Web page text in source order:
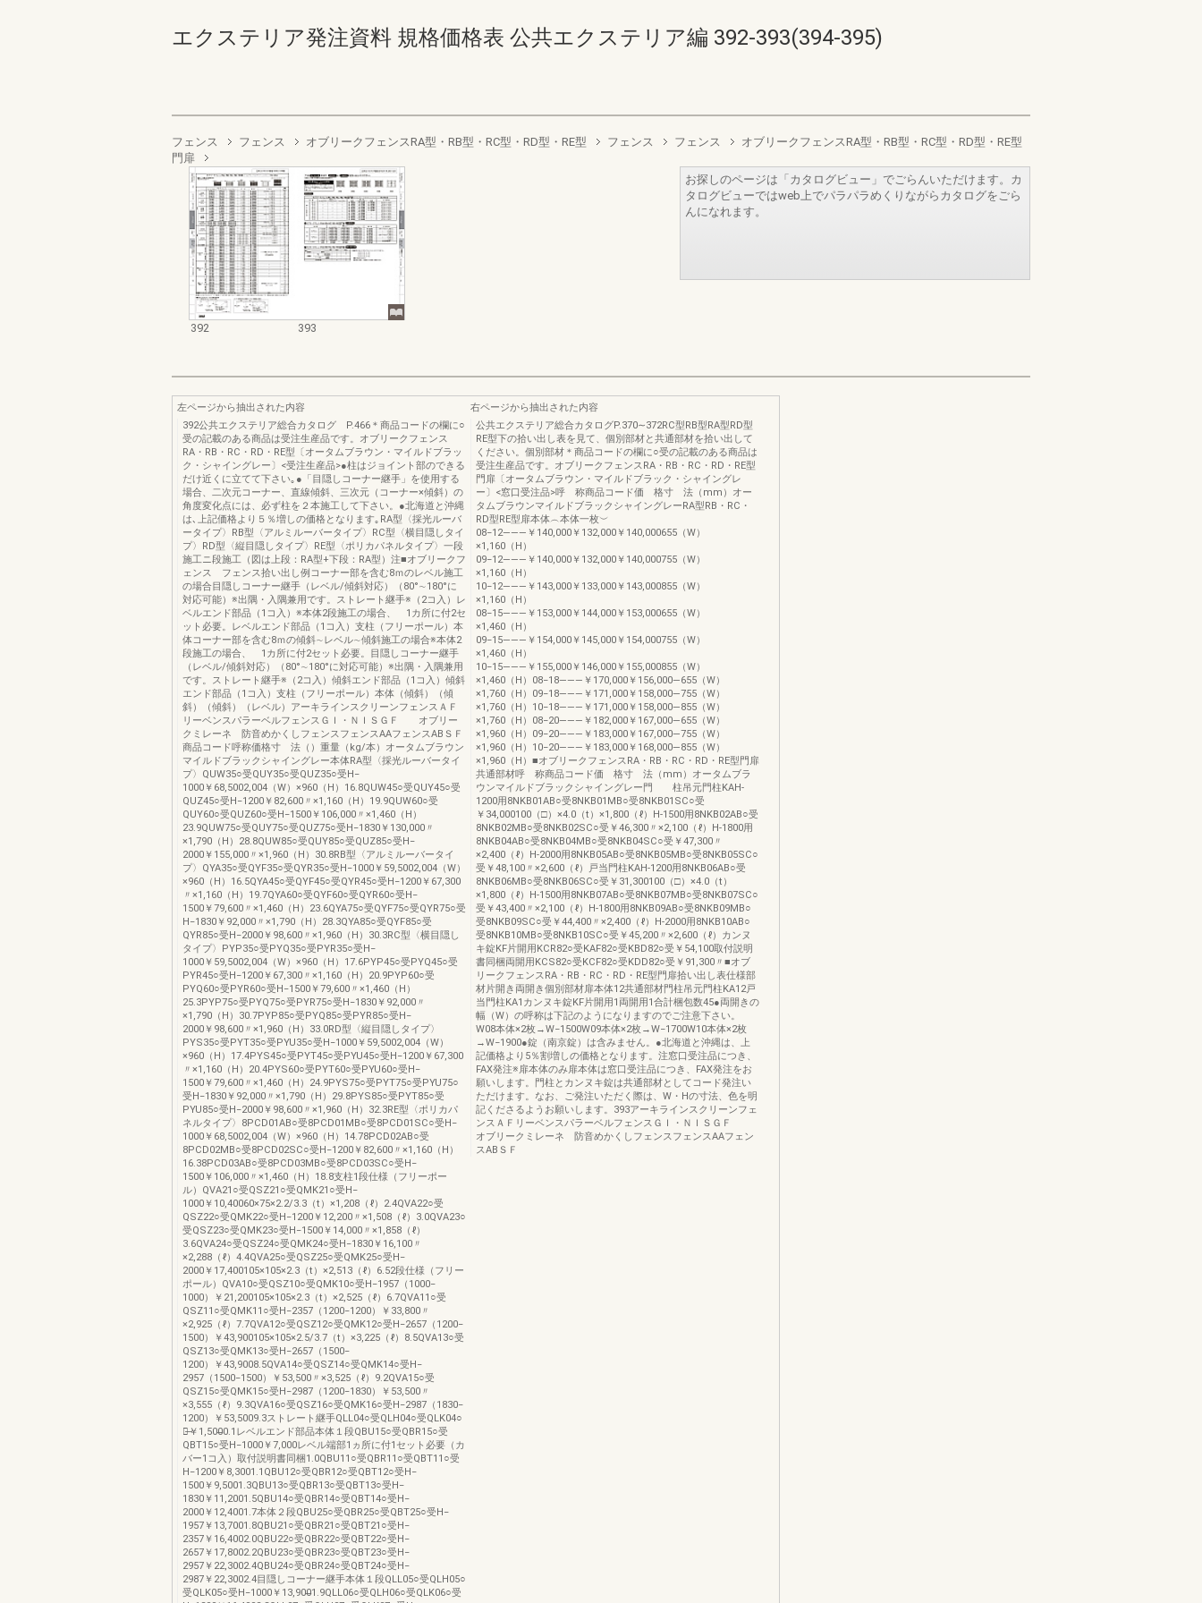
エクステリア発注資料 規格価格表 公共エクステリア編 392-393(394-395)
フェンス フェンス オブリークフェンスRA型・RB型・RC型・RD型・RE型 フェンス フェンス
オブリークフェンスRA型・RB型・RC型・RD型・RE型
門扉
392 393
お探しのページは「カタログビュー」でごらんいただけます。カ
タログビューではweb上でパラパラめくりながらカタログをごら
んになれます。
左ページから抽出された内容
392公共エクステリア総合カタログ P.466＊商品コードの欄に○
受の記載のある商品は受注生産品です。オブリークフェンス
RA・RB・RC・RD・RE型〔オータムブラウン・マイルドブラッ
ク・シャイングレー〕<受注生産品>●柱はジョイント部のできる
だけ近くに立てて下さい｡●「目隠しコーナー継手」を使用する
場合、二次元コーナー、直線傾斜、三次元（コーナー×傾斜）の
角度変化点には、必ず柱を２本施工して下さい。●北海道と沖縄
は､上記価格より５％増しの価格となります｡RA型〈採光ルーバ
ータイプ〉RB型〈アルミルーバータイプ〉RC型〈横目隠しタイ
プ〉RD型〈縦目隠しタイプ〉RE型〈ポリカパネルタイプ〉一段
施工ニ段施工（図は上段：RA型+下段：RA型）注■オブリークフ
ェンス フェンス拾い出し例コーナー部を含む8ｍのレベル施工
の場合目隠しコーナー継手（レベル/傾斜対応）（80°∼180°に
対応可能）※出隅・入隅兼用です。ストレート継手※（2コ入）レ
ベルエンド部品（1コ入）※本体2段施工の場合、 1カ所に付2セ
ット必要。レベルエンド部品（1コ入）支柱（フリーポール）本
体コーナー部を含む8ｍの傾斜∼レベル∼傾斜施工の場合※本体2
段施工の場合、 1カ所に付2セット必要。目隠しコーナー継手
（レベル/傾斜対応）（80°∼180°に対応可能）※出隅・入隅兼用
です。ストレート継手※（2コ入）傾斜エンド部品（1コ入）傾斜
エンド部品（1コ入）支柱（フリーポール）本体（傾斜）（傾
斜）（傾斜）（レベル）アーキラインスクリーンフェンスＡＦ
リーベンスパラーベルフェンスＧＩ・ＮＩＳＧＦ オブリー
クミレーネ 防音めかくしフェンスフェンスAAフェンスABＳＦ
商品コード呼称価格寸 法（）重量（kg/本）オータムブラウン
マイルドブラックシャイングレー本体RA型〈採光ルーバータイ
プ〉QUW35○受QUY35○受QUZ35○受H‒
1000￥68,5002,004（W）×960（H）16.8QUW45○受QUY45○受
QUZ45○受H‒1200￥82,600〃×1,160（H）19.9QUW60○受
QUY60○受QUZ60○受H‒1500￥106,000〃×1,460（H）
23.9QUW75○受QUY75○受QUZ75○受H‒1830￥130,000〃
×1,790（H）28.8QUW85○受QUY85○受QUZ85○受H‒
2000￥155,000〃×1,960（H）30.8RB型〈アルミルーバータイ
プ〉QYA35○受QYF35○受QYR35○受H‒1000￥59,5002,004（W）
×960（H）16.5QYA45○受QYF45○受QYR45○受H‒1200￥67,300
〃×1,160（H）19.7QYA60○受QYF60○受QYR60○受H‒
1500￥79,600〃×1,460（H）23.6QYA75○受QYF75○受QYR75○受
H‒1830￥92,000〃×1,790（H）28.3QYA85○受QYF85○受
QYR85○受H‒2000￥98,600〃×1,960（H）30.3RC型〈横目隠し
タイプ〉PYP35○受PYQ35○受PYR35○受H‒
1000￥59,5002,004（W）×960（H）17.6PYP45○受PYQ45○受
PYR45○受H‒1200￥67,300〃×1,160（H）20.9PYP60○受
PYQ60○受PYR60○受H‒1500￥79,600〃×1,460（H）
25.3PYP75○受PYQ75○受PYR75○受H‒1830￥92,000〃
×1,790（H）30.7PYP85○受PYQ85○受PYR85○受H‒
2000￥98,600〃×1,960（H）33.0RD型〈縦目隠しタイプ〉
PYS35○受PYT35○受PYU35○受H‒1000￥59,5002,004（W）
×960（H）17.4PYS45○受PYT45○受PYU45○受H‒1200￥67,300
〃×1,160（H）20.4PYS60○受PYT60○受PYU60○受H‒
1500￥79,600〃×1,460（H）24.9PYS75○受PYT75○受PYU75○
受H‒1830￥92,000〃×1,790（H）29.8PYS85○受PYT85○受
PYU85○受H‒2000￥98,600〃×1,960（H）32.3RE型〈ポリカパ
ネルタイプ〉8PCD01AB○受8PCD01MB○受8PCD01SC○受H‒
1000￥68,5002,004（W）×960（H）14.78PCD02AB○受
8PCD02MB○受8PCD02SC○受H‒1200￥82,600〃×1,160（H）
16.38PCD03AB○受8PCD03MB○受8PCD03SC○受H‒
1500￥106,000〃×1,460（H）18.8支柱1段仕様（フリーポー
ル）QVA21○受QSZ21○受QMK21○受H‒
1000￥10,40060×75×2.2/3.3（t）×1,208（ℓ）2.4QVA22○受
QSZ22○受QMK22○受H‒1200￥12,200〃×1,508（ℓ）3.0QVA23○
受QSZ23○受QMK23○受H‒1500￥14,000〃×1,858（ℓ）
3.6QVA24○受QSZ24○受QMK24○受H‒1830￥16,100〃
×2,288（ℓ）4.4QVA25○受QSZ25○受QMK25○受H‒
2000￥17,400105×105×2.3（t）×2,513（ℓ）6.52段仕様（フリー
ポール）QVA10○受QSZ10○受QMK10○受H‒1957（1000‒
1000）￥21,200105×105×2.3（t）×2,525（ℓ）6.7QVA11○受
QSZ11○受QMK11○受H‒2357（1200‒1200）￥33,800〃
×2,925（ℓ）7.7QVA12○受QSZ12○受QMK12○受H‒2657（1200‒
1500）￥43,900105×105×2.5/3.7（t）×3,225（ℓ）8.5QVA13○受
QSZ13○受QMK13○受H‒2657（1500‒
1200）￥43,9008.5QVA14○受QSZ14○受QMK14○受H‒
2957（1500‒1500）￥53,500〃×3,525（ℓ）9.2QVA15○受
QSZ15○受QMK15○受H‒2987（1200‒1830）￥53,500〃
×3,555（ℓ）9.3QVA16○受QSZ16○受QMK16○受H‒2987（1830‒
1200）￥53,5009.3ストレート継手QLL04○受QLH04○受QLK04○
受̶￥1,500̶0.1レベルエンド部品本体１段QBU15○受QBR15○受
QBT15○受H‒1000￥7,000レベル端部1ヵ所に付1セット必要（カ
バー1コ入）取付説明書同梱1.0QBU11○受QBR11○受QBT11○受
H‒1200￥8,3001.1QBU12○受QBR12○受QBT12○受H‒
1500￥9,5001.3QBU13○受QBR13○受QBT13○受H‒
1830￥11,2001.5QBU14○受QBR14○受QBT14○受H‒
2000￥12,4001.7本体２段QBU25○受QBR25○受QBT25○受H‒
1957￥13,7001.8QBU21○受QBR21○受QBT21○受H‒
2357￥16,4002.0QBU22○受QBR22○受QBT22○受H‒
2657￥17,8002.2QBU23○受QBR23○受QBT23○受H‒
2957￥22,3002.4QBU24○受QBR24○受QBT24○受H‒
2987￥22,3002.4目隠しコーナー継手本体１段QLL05○受QLH05○
受QLK05○受H‒1000￥13,900̶1.9QLL06○受QLH06○受QLK06○受
右ページから抽出された内容
公共エクステリア総合カタログP.370∼372RC型RB型RA型RD型
RE型下の拾い出し表を見て、個別部材と共通部材を拾い出して
ください。個別部材＊商品コードの欄に○受の記載のある商品は
受注生産品です。オブリークフェンスRA・RB・RC・RD・RE型
門扉〔オータムブラウン・マイルドブラック・シャイングレ
ー〕<窓口受注品>呼 称商品コード価 格寸 法（mm）オー
タムブラウンマイルドブラックシャイングレーRA型RB・RC・
RD型RE型扉本体︵本体一枚︶
08−12―――￥140,000￥132,000￥140,000655（W）
×1,160（H）
09−12―――￥140,000￥132,000￥140,000755（W）
×1,160（H）
10−12―――￥143,000￥133,000￥143,000855（W）
×1,160（H）
08−15―――￥153,000￥144,000￥153,000655（W）
×1,460（H）
09−15―――￥154,000￥145,000￥154,000755（W）
×1,460（H）
10−15―――￥155,000￥146,000￥155,000855（W）
×1,460（H）08−18―――￥170,000￥156,000―655（W）
×1,760（H）09−18―――￥171,000￥158,000―755（W）
×1,760（H）10−18―――￥171,000￥158,000―855（W）
×1,760（H）08−20―――￥182,000￥167,000―655（W）
×1,960（H）09−20―――￥183,000￥167,000―755（W）
×1,960（H）10−20―――￥183,000￥168,000―855（W）
×1,960（H）■オブリークフェンスRA・RB・RC・RD・RE型門扉
共通部材呼 称商品コード価 格寸 法（mm）オータムブラ
ウンマイルドブラックシャイングレー門 柱吊元門柱KAH-
1200用8NKB01AB○受8NKB01MB○受8NKB01SC○受
￥34,000100（□）×4.0（t）×1,800（ℓ）H-1500用8NKB02AB○受
8NKB02MB○受8NKB02SC○受￥46,300〃×2,100（ℓ）H-1800用
8NKB04AB○受8NKB04MB○受8NKB04SC○受￥47,300〃
×2,400（ℓ）H-2000用8NKB05AB○受8NKB05MB○受8NKB05SC○
受￥48,100〃×2,600（ℓ）戸当門柱KAH-1200用8NKB06AB○受
8NKB06MB○受8NKB06SC○受￥31,300100（□）×4.0（t）
×1,800（ℓ）H-1500用8NKB07AB○受8NKB07MB○受8NKB07SC○
受￥43,400〃×2,100（ℓ）H-1800用8NKB09AB○受8NKB09MB○
受8NKB09SC○受￥44,400〃×2,400（ℓ）H-2000用8NKB10AB○
受8NKB10MB○受8NKB10SC○受￥45,200〃×2,600（ℓ）カンヌ
キ錠KF片開用KCR82○受KAF82○受KBD82○受￥54,100取付説明
書同梱両開用KCS82○受KCF82○受KDD82○受￥91,300〃■オブ
リークフェンスRA・RB・RC・RD・RE型門扉拾い出し表仕様部
材片開き両開き個別部材扉本体12共通部材門柱吊元門柱KA12戸
当門柱KA1カンヌキ錠KF片開用1両開用1合計梱包数45●両開きの
幅（W）の呼称は下記のようになりますのでご注意下さい。
W08本体×2枚→W−1500W09本体×2枚→W−1700W10本体×2枚
→W−1900●錠（南京錠）は含みません。●北海道と沖縄は、上
記価格より5％割増しの価格となります。注窓口受注品につき、
FAX発注※扉本体のみ扉本体は窓口受注品につき、FAX発注をお
願いします。門柱とカンヌキ錠は共通部材としてコード発注い
ただけます。なお、ご発注いただく際は、W・Hの寸法、色を明
記くださるようお願いします。393アーキラインスクリーンフェ
ンスＡＦリーベンスパラーベルフェンスＧＩ・ＮＩＳＧＦ
オブリークミレーネ 防音めかくしフェンスフェンスAAフェン
スABＳＦ